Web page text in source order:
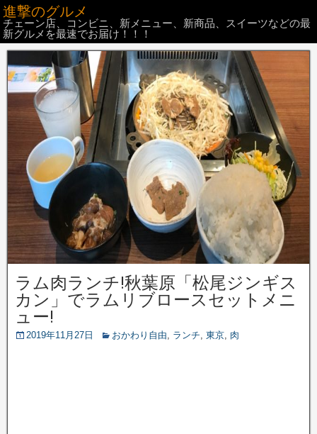
進撃のグルメ
チェーン店、コンビニ、新メニュー、新商品、スイーツなどの最
新グルメを最速でお届け！！！
ラム肉ランチ!秋葉原「松尾ジンギス
カン」でラムリブロースセットメニ
ュー!
2019年11月27日 おかわり自由, ランチ, 東京, 肉